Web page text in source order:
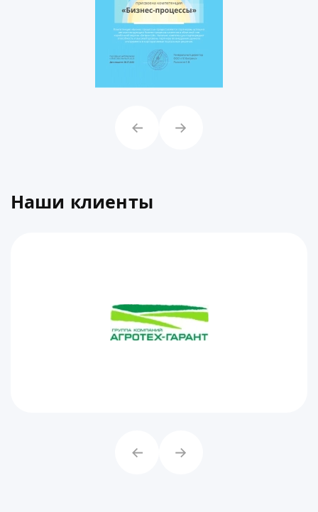
Наши клиенты